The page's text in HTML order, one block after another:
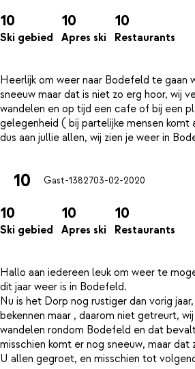
10
Ski gebied
10
Apres ski
10
Restaurants
Heerlijk om weer naar Bodefeld te gaan
sneeuw maar dat is niet zo erg hoor, wij
wandelen en op tijd een cafe of bij een
gelegenheid ( bij partelijke mensen komt
10 Gast-1382703-02-2020
10
Ski gebied
10
Apres ski
10
Restaurants
Hallo aan iedereen leuk om weer te
dit jaar weer is in Bodefeld.
Nu is het Dorp nog rustiger dan vorig
bekennen maar , daarom niet getreurt,
wandelen rondom Bodefeld en dat
misschien komt er nog sneeuw, maar dat